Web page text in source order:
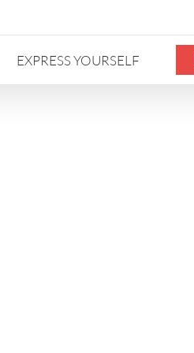
EXPRESS YOURSELF